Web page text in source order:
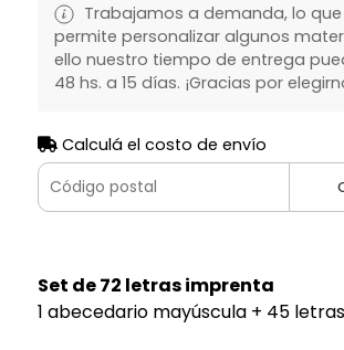
Trabajamos a demanda, lo
permite personalizar algunos
ello nuestro tiempo de entrega
48 hs. a 15 días. ¡Gracias por
Calculá el costo de envío
Set de 72 letras imprenta
1 abecedario mayúscula + 45